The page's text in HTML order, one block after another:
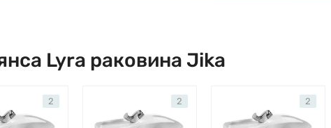
Lyra раковина Jika
2 2 2